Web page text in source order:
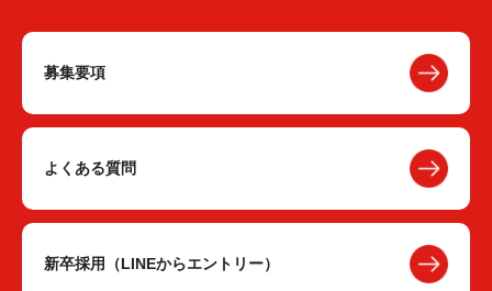
募集要項
よくある質問
新卒採用（LINEからエントリー）